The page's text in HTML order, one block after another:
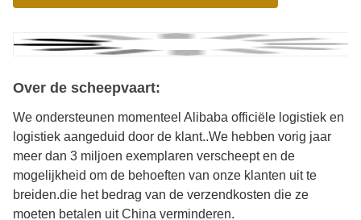
Over de scheepvaart:
We ondersteunen momenteel Alibaba officiële logistiek en
logistiek aangeduid door de klant..We hebben vorig jaar
meer dan 3 miljoen exemplaren verscheept en de
mogelijkheid om de behoeften van onze klanten uit te
breiden.die het bedrag van de verzendkosten die ze
moeten betalen uit China verminderen.